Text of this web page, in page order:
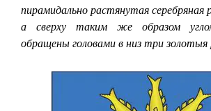
пирамидально растянутая серебряная
а сверху таким же образом
обращены головами в низ три